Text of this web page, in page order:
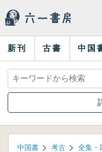
新刊 古書 中国
中国書 考古 全集・